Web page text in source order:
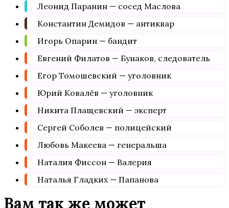
Леонид Паранин — сосед Маслова
Константин Демидов — антиквар
Игорь Опарин — бандит
Евгений Филатов — Бунаков, следователь
Егор Томошевский — уголовник
Юрий Ковалёв — уголовник
Никита Плащевский — эксперт
Сергей Соболев — полицейский
Любовь Макеева — генеральша
Наталия Фиссон — Валерия
Наталья Гладких — Папанова
Вам так же может